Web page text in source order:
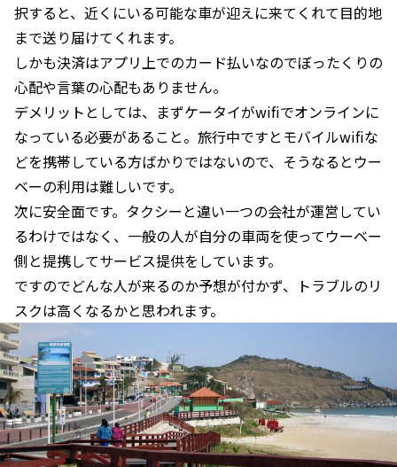
択すると、近くにいる可能な車が迎えに来てくれて目的地
まで送り届けてくれます。
しかも決済はアプリ上でのカード払いなのでぼったくりの
心配や言葉の心配もありません。
デメリットとしては、まずケータイがwifiでオンラインに
なっている必要があること。旅行中ですとモバイルwifiな
どを携帯している方ばかりではないので、そうなるとウー
ベーの利用は難しいです。
次に安全面です。タクシーと違い一つの会社が運営してい
るわけではなく、一般の人が自分の車両を使ってウーベー
側と提携してサービス提供をしています。
ですのでどんな人が来るのか予想が付かず、トラブルのリ
スクは高くなるかと思われます。